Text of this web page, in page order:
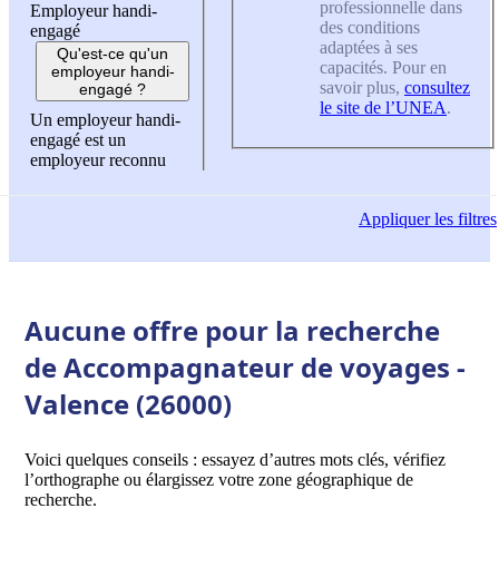
Employeur handi-
engagé
Qu'est-ce qu'un
employeur handi-
engagé ?
Un employeur handi-
engagé est un
employeur reconnu
professionnelle dans
des conditions
adaptées à ses
capacités. Pour en
savoir plus, consultez
le site de l’UNEA.
Appliquerles filtres
Aucune offre pour la recherche
de Accompagnateur de voyages -
Valence (26000)
Voici quelques conseils : essayez d’autres mots clés, vérifiez
l’orthographe ou élargissez votre zone géographique de
recherche.